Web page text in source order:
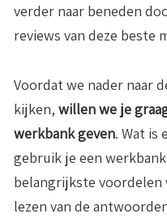
verder naar beneden
reviews van deze beste
Voordat we nader naar
kijken, willen we je
werkbank geven. Wat is
gebruik je een
belangrijkste voordelen
lezen van de